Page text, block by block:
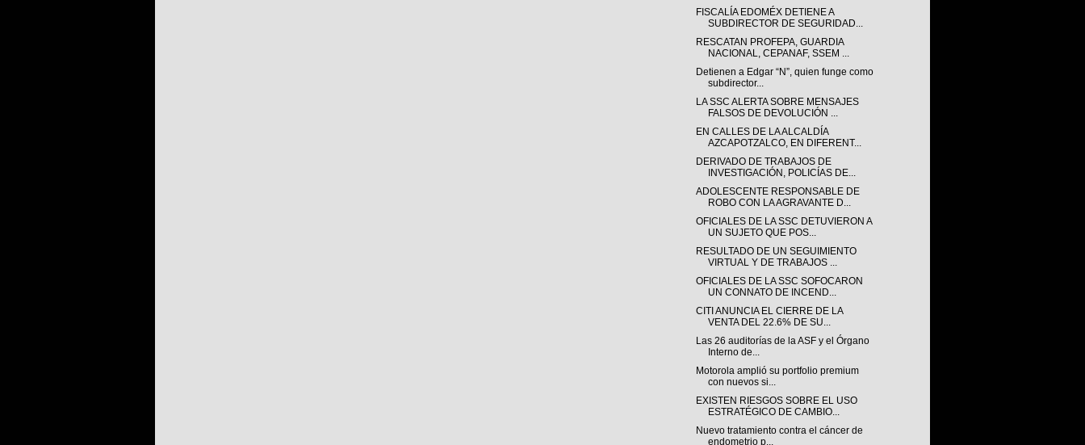
FISCALÍA EDOMÉX DETIENE A
SUBDIRECTOR DE SEGURIDAD...
RESCATAN PROFEPA, GUARDIA
NACIONAL, CEPANAF, SSEM ...
Detienen a Edgar “N”, quien funge como
subdirector...
LA SSC ALERTA SOBRE MENSAJES
FALSOS DE DEVOLUCIÓN ...
EN CALLES DE LA ALCALDÍA
AZCAPOTZALCO, EN DIFERENT...
DERIVADO DE TRABAJOS DE
INVESTIGACIÓN, POLICÍAS DE...
ADOLESCENTE RESPONSABLE DE
ROBO CON LA AGRAVANTE D...
OFICIALES DE LA SSC DETUVIERON A
UN SUJETO QUE POS...
RESULTADO DE UN SEGUIMIENTO
VIRTUAL Y DE TRABAJOS ...
OFICIALES DE LA SSC SOFOCARON
UN CONNATO DE INCEND...
CITI ANUNCIA EL CIERRE DE LA
VENTA DEL 22.6% DE SU...
Las 26 auditorías de la ASF y el Órgano
Interno de...
Motorola amplió su portfolio premium
con nuevos si...
EXISTEN RIESGOS SOBRE EL USO
ESTRATÉGICO DE CAMBIO...
Nuevo tratamiento contra el cáncer de
endometrio p...